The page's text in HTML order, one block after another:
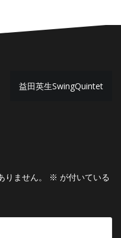
益田英生SwingQuintet
ません。 ※ が付いている